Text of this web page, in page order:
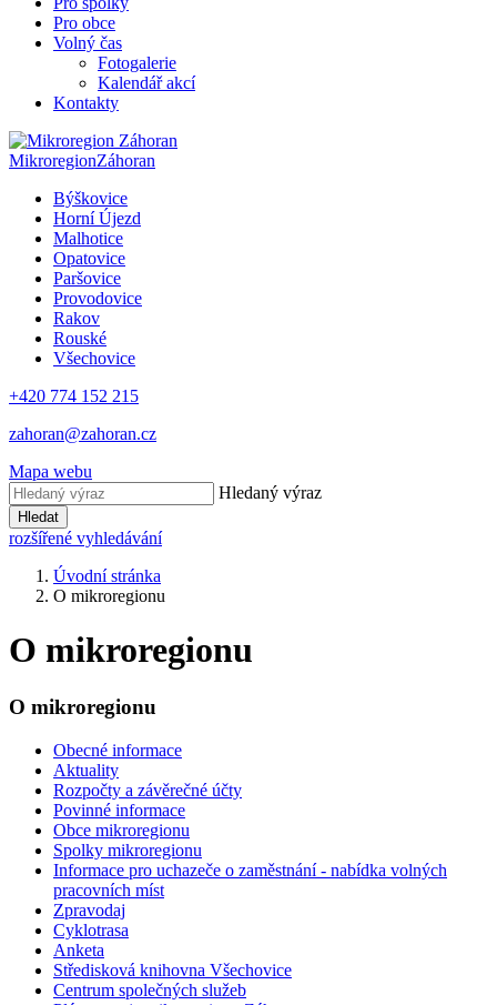
Pro obce
Volný čas
Fotogalerie
Kalendář akcí
Kontakty
MikroregionZáhoran
Býškovice
Horní Újezd
Malhotice
Opatovice
Paršovice
Provodovice
Rakov
Rouské
Všechovice
+420 774 152 215
zahoran@zahoran.cz
Mapa webu
Hledaný výraz
Hledat
rozšířené vyhledávání
Úvodní stránka
O mikroregionu
O mikroregionu
O mikroregionu
Obecné informace
Aktuality
Rozpočty a závěrečné účty
Povinné informace
Obce mikroregionu
Spolky mikroregionu
Informace pro uchazeče o zaměstnání - nabídka volných
pracovních míst
Zpravodaj
Cyklotrasa
Anketa
Středisková knihovna Všechovice
Centrum společných služeb